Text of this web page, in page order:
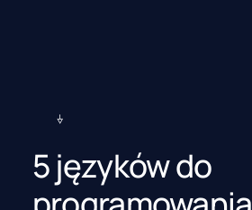
5 języków do